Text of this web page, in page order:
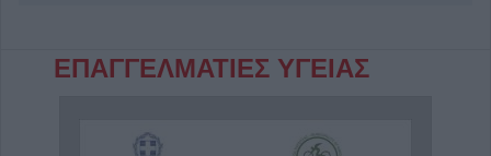
ΕΠΑΓΓΕΛΜΑΤΙΕΣ ΥΓΕΙΑΣ